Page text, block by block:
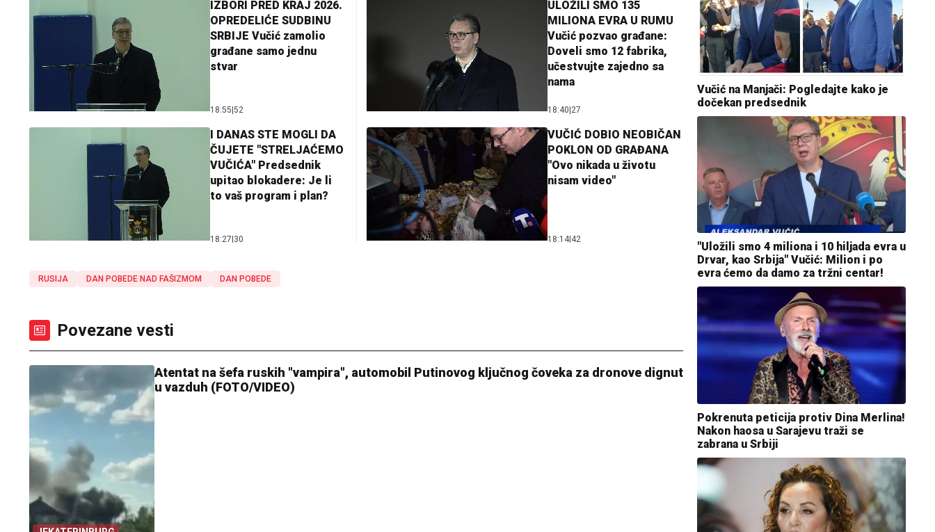
IZBORI PRED KRAJ 2026.
OPREDELIĆE SUDBINU
SRBIJE Vučić zamolio
građane samo jednu
stvar
18:55 52
ULOŽILI SMO 135
MILIONA EVRA U RUMU
Vučić pozvao građane:
Doveli smo 12 fabrika,
učestvujte zajedno sa
nama
18:40 27
I DANAS STE MOGLI DA
ČUJETE "STRELJAĆEMO
VUČIĆA" Predsednik
upitao blokadere: Je li
to vaš program i plan?
18:27 30
VUČIĆ DOBIO NEOBIČAN
POKLON OD GRAĐANA
"Ovo nikada u životu
nisam video"
18:14 42
RUSIJA DAN POBEDE NAD FAŠIZMOM DAN POBEDE
Povezane vesti
Atentat na šefa ruskih "vampira", automobil Putinovog ključnog čoveka za dronove dignut
u vazduh (FOTO/VIDEO)
Vučić na Manjači: Pogledajte kako je
dočekan predsednik
"Uložili smo 4 miliona i 10 hiljada evra u
Drvar, kao Srbija" Vučić: Milion i po
evra ćemo da damo za tržni centar!
Pokrenuta peticija protiv Dina Merlina!
Nakon haosa u Sarajevu traži se
zabrana u Srbiji